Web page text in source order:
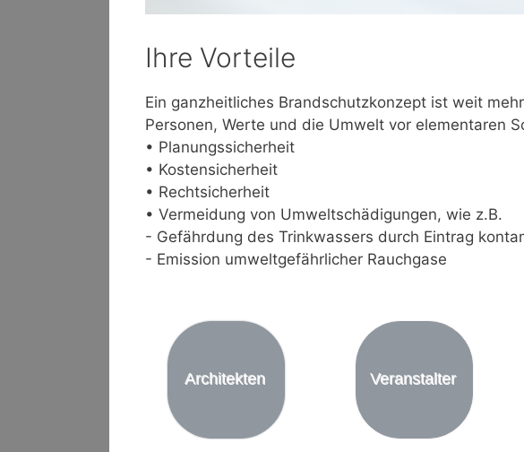
Ihre Vorteile
Ein ganzheitliches Brandschutzkonzept ist weit
Personen, Werte und die Umwelt vor elementaren
• Planungssicherheit
• Kostensicherheit
• Rechtsicherheit
• Vermeidung von Umweltschädigungen, wie z.B.
- Gefährdung des Trinkwassers durch Eintrag
- Emission umweltgefährlicher Rauchgase
Architekten Veranstalter